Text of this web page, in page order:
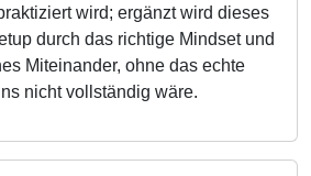
wird; ergänzt wird dieses
durch das richtige Mindset und
Miteinander, ohne das echte
nicht vollständig wäre.